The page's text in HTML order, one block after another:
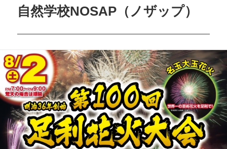
自然学校NOSAP（ノザップ）